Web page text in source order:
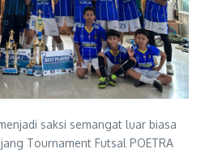
saksi semangat luar biasa
Tournament Futsal POETRA